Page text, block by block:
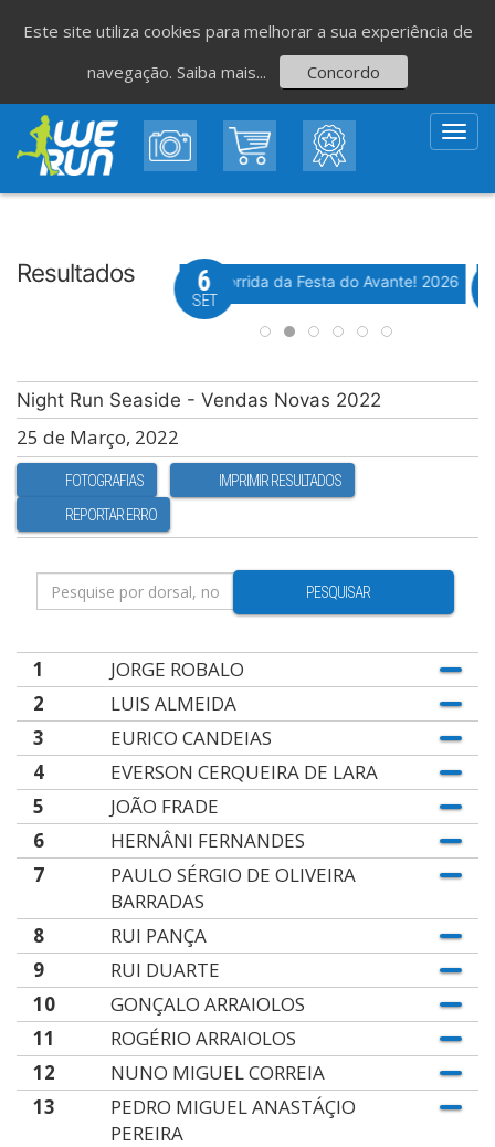
Resultados
de São Romão Evento WeTiming
37ª Corrida da Festa do Avante! 2026
6
SET
Night Run Seaside - Vendas Novas 2022
25 de Março, 2022
FOTOGRAFIAS
IMPRIMIR RESULTADOS
REPORTAR ERRO
PESQUISAR
1
JORGE ROBALO
2
LUIS ALMEIDA
3
EURICO CANDEIAS
4
EVERSON CERQUEIRA DE LARA
5
JOÃO FRADE
6
HERNÂNI FERNANDES
7
PAULO SÉRGIO DE OLIVEIRA
BARRADAS
8
RUI PANÇA
9
RUI DUARTE
10
GONÇALO ARRAIOLOS
11
ROGÉRIO ARRAIOLOS
12
NUNO MIGUEL CORREIA
13
PEDRO MIGUEL ANASTÁÇIO
PEREIRA
Este site utiliza cookies para melhorar a sua experiência de
navegação. Saiba mais... Concordo